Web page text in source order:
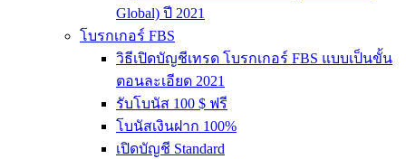
Global) ปี 2021
โบรกเกอร์ FBS
วิธีเปิดบัญชีเทรด โบรกเกอร์ FBS แบบเป็นขั้น
ตอนละเอียด 2021
รับโบนัส 100 $ ฟรี
โบนัสเงินฝาก 100%
เปิดบัญชี Standard